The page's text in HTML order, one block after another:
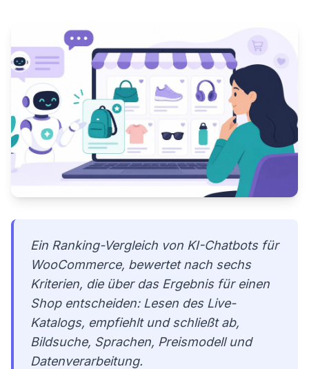
Ein Ranking-Vergleich von KI-Chatbots für
WooCommerce, bewertet nach sechs
Kriterien, die über das Ergebnis für einen
Shop entscheiden: Lesen des Live-
Katalogs, empfiehlt und schließt ab,
Bildsuche, Sprachen, Preismodell und
Datenverarbeitung.